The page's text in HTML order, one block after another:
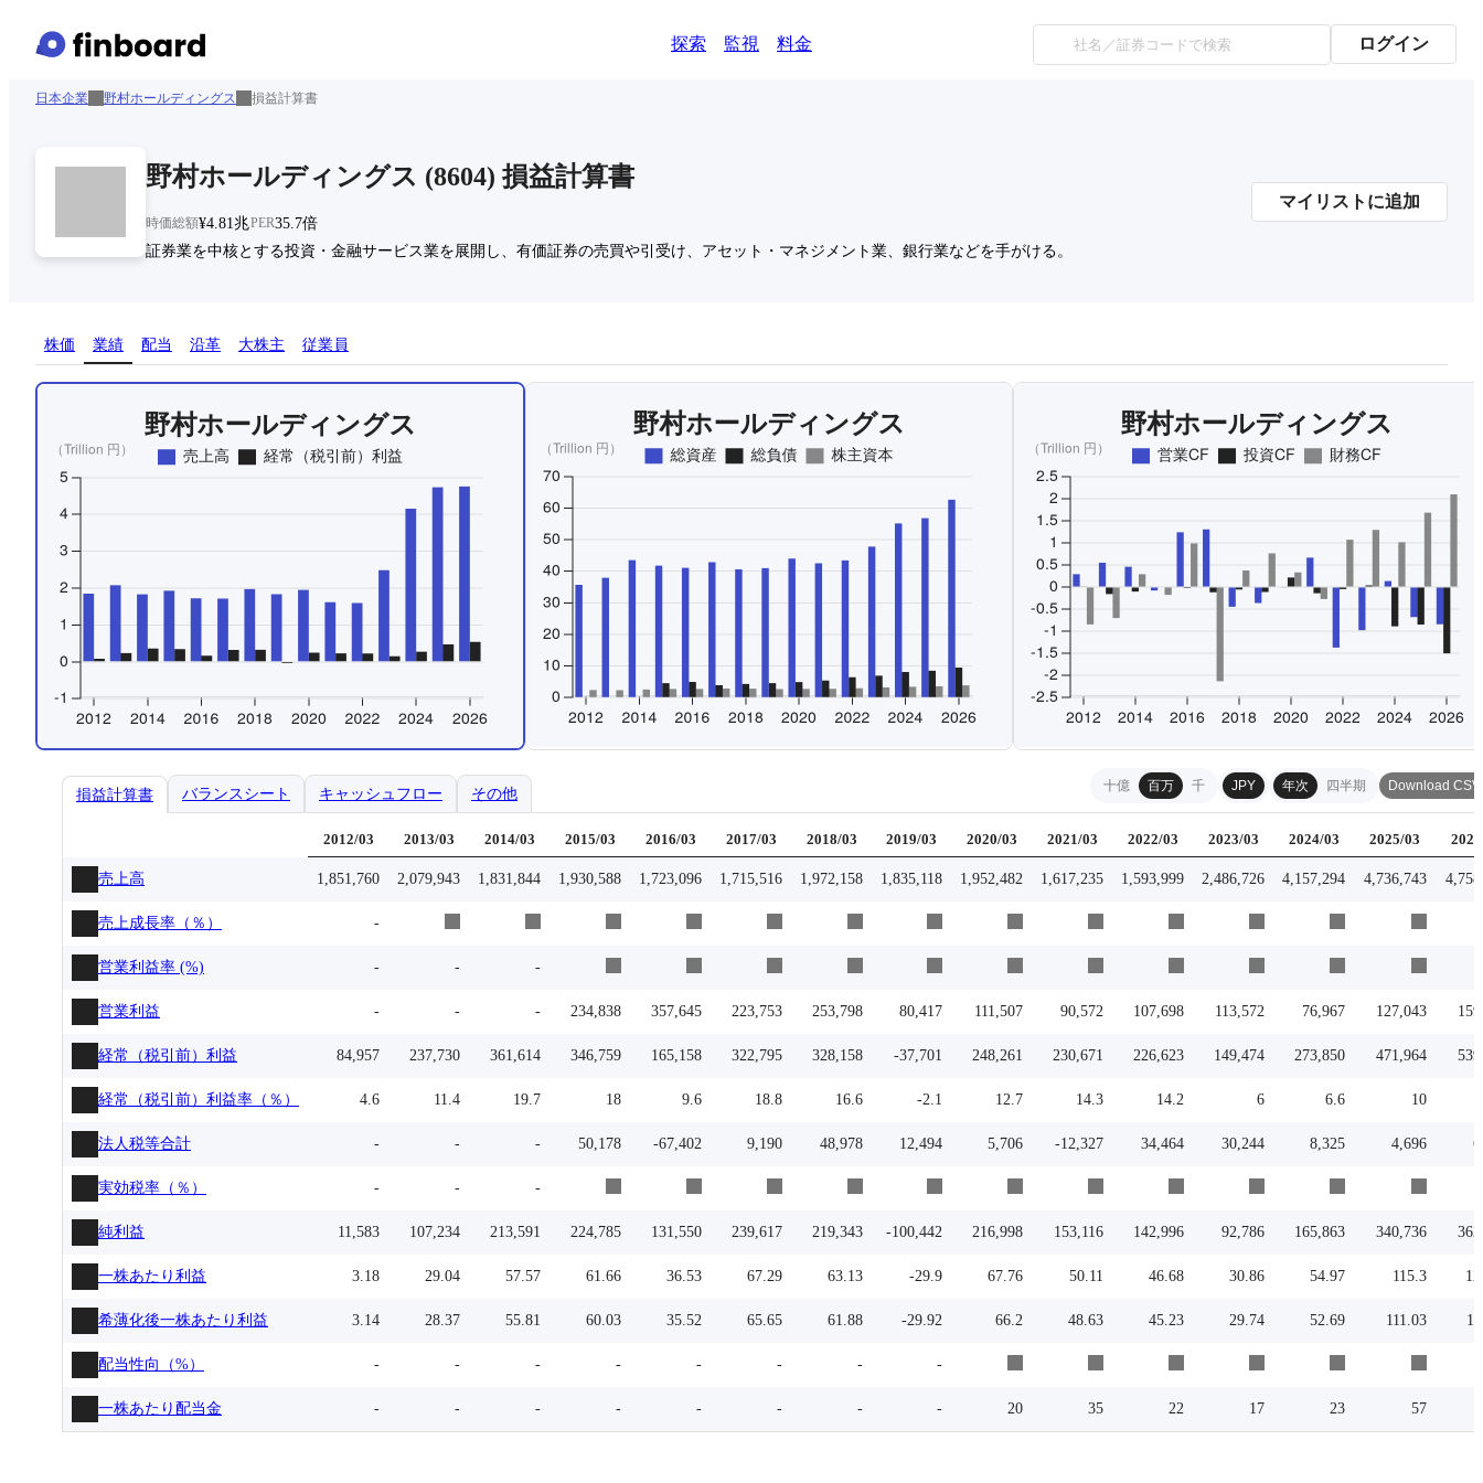
探索 監視 料金 ログイン
日本企業 野村ホールディングス 損益計算書
野村ホールディングス (8604) 損益計算書
時価総額¥4.81兆PER35.7倍
証券業を中核とする投資・金融サービス業を展開し、有価証券の売買や引受け、アセット・マネジメント業、銀行業などを手がける。
マイリストに追加
株価 業績 配当 沿革 大株主 従業員
十億 百万 千 JPY 年次 四半期 Download CSV
損益計算書 バランスシート キャッシュフロー その他
2012/03 2013/03 2014/03 2015/03 2016/03 2017/03 2018/03 2019/03 2020/03 2021/03 2022/03 2023/03 2024/03 2025/03
売上高 1,851,760 2,079,943 1,831,844 1,930,588 1,723,096 1,715,516 1,972,158 1,835,118 1,952,482 1,617,235 1,593,999 2,486,726 4,157,294 4,736,743
売上成長率（％） -
営業利益率 (%) - - -
営業利益 - - - 234,838 357,645 223,753 253,798 80,417 111,507 90,572 107,698 113,572 76,967 127,043
経常（税引前）利益 84,957 237,730 361,614 346,759 165,158 322,795 328,158 -37,701 248,261 230,671 226,623 149,474 273,850 471,964
経常（税引前）利益率（％） 4.6 11.4 19.7 18 9.6 18.8 16.6 -2.1 12.7 14.3 14.2 6 6.6 10
法人税等合計 - - - 50,178 -67,402 9,190 48,978 12,494 5,706 -12,327 34,464 30,244 8,325 4,696
実効税率（％） - - -
純利益 11,583 107,234 213,591 224,785 131,550 239,617 219,343 -100,442 216,998 153,116 142,996 92,786 165,863 340,736
一株あたり利益 3.18 29.04 57.57 61.66 36.53 67.29 63.13 -29.9 67.76 50.11 46.68 30.86 54.97 115.3
希薄化後一株あたり利益 3.14 28.37 55.81 60.03 35.52 65.65 61.88 -29.92 66.2 48.63 45.23 29.74 52.69 111.03
配当性向（%） - - - - - - - -
一株あたり配当金 - - - - - - - - 20 35 22 17 23 57